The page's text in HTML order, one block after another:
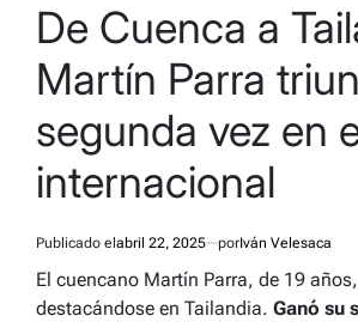
De Cuenca a
Martín Parra
segunda vez en
internacional
Publicado el abril 22, 2025 porIván Velesaca
El cuencano Martín Parra, de 19
destacándose en Tailandia. Ganó su